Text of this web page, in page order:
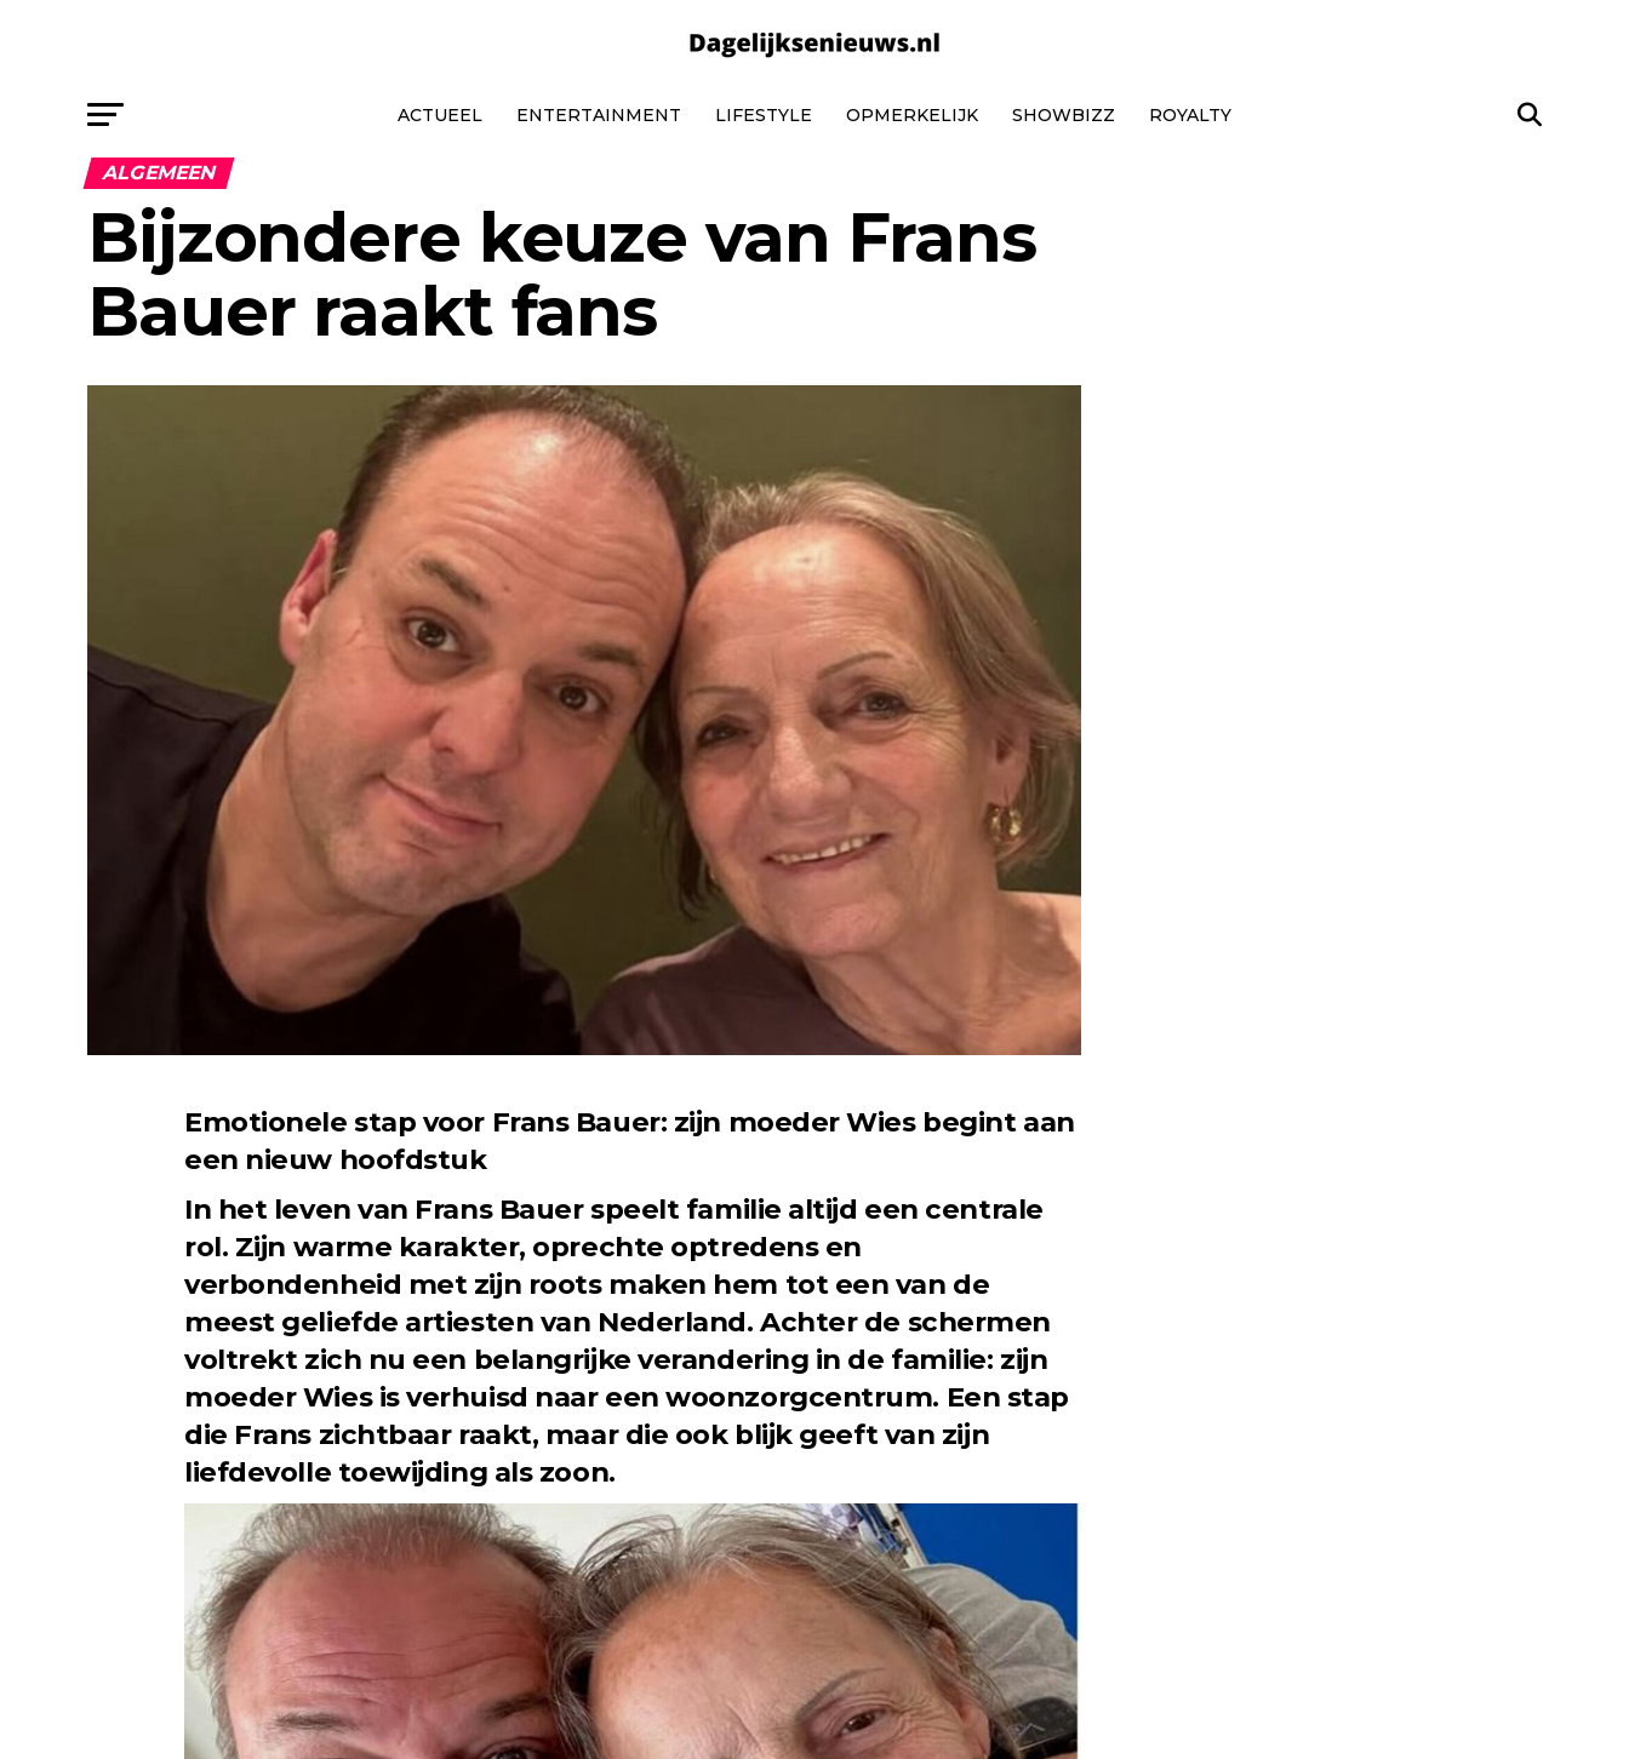
ACTUEEL ENTERTAINMENT LIFESTYLE OPMERKELIJK SHOWBIZZ ROYALTY
ALGEMEEN
Bijzondere keuze van Frans
Bauer raakt fans
Emotionele stap voor Frans Bauer: zijn moeder Wies begint aan
een nieuw hoofdstuk
In het leven van Frans Bauer speelt familie altijd een centrale
rol. Zijn warme karakter, oprechte optredens en
verbondenheid met zijn roots maken hem tot een van de
meest geliefde artiesten van Nederland. Achter de schermen
voltrekt zich nu een belangrijke verandering in de familie: zijn
moeder Wies is verhuisd naar een woonzorgcentrum. Een stap
die Frans zichtbaar raakt, maar die ook blijk geeft van zijn
liefdevolle toewijding als zoon.